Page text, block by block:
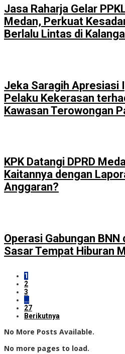
Jasa Raharja Gelar
Medan, Perkuat
Berlalu Lintas di
Jeka Saragih Apresiasi
Pelaku Kekerasan
Kawasan Terowongan
KPK Datangi DPRD
Kaitannya dengan
Anggaran?
Operasi Gabungan
Sasar Tempat Hiburan
1
2
3
…
27
Berikutnya
No More Posts Available.
No more pages to load.